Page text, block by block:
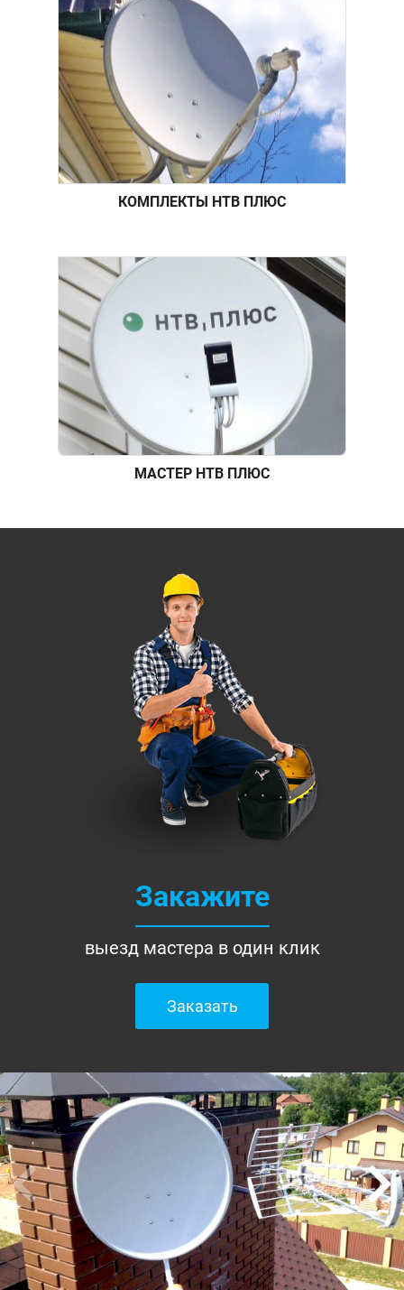
КОМПЛЕКТЫ НТВ ПЛЮС
МАСТЕР НТВ ПЛЮС
Закажите
выезд мастера в один клик
Заказать